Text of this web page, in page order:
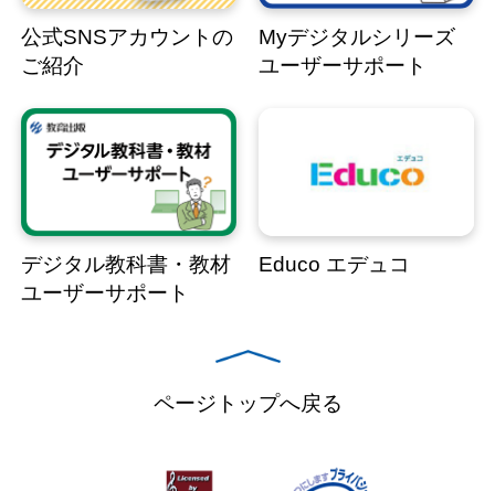
公式SNSアカウントの
ご紹介
Myデジタルシリーズ
ユーザーサポート
デジタル教科書・教材
ユーザーサポート
Educo エデュコ
ページトップへ戻る